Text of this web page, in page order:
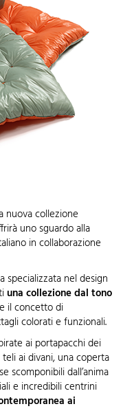
nuova collezione
uno sguardo alla
in collaborazione
specializzata nel design
una collezione dal tono
il concetto di
colorati e funzionali.
ai portapacchi dei
ai divani, una coperta
scomponibili dall’anima
e incredibili centrini
ai